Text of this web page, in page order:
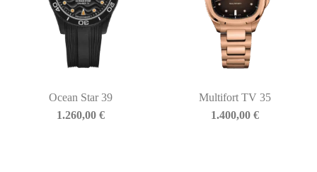
Ocean Star 39
1.260,00 €
Multifort TV 35
1.400,00€